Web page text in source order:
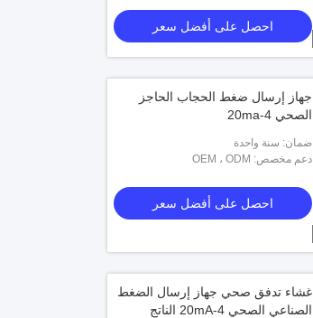
احصل على أفضل سعر
جهاز إرسال ضغط الحجاب الحاجز
الصحي 4-20ma
ضمان: سنة واحدة
دعم مخصص: OEM ، ODM
احصل على أفضل سعر
غشاء تدفق صحي جهاز إرسال الضغط
الصناعي الصحي 4-20mA الناتج